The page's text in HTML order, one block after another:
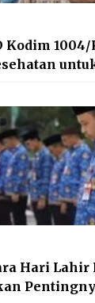
Kodim
Hari Lahir